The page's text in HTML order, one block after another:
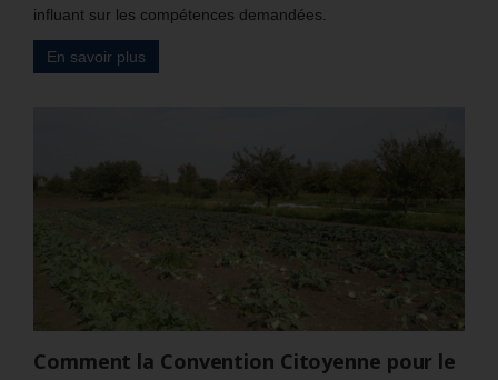
influant sur les compétences demandées.
En savoir plus
Comment la Convention Citoyenne pour le